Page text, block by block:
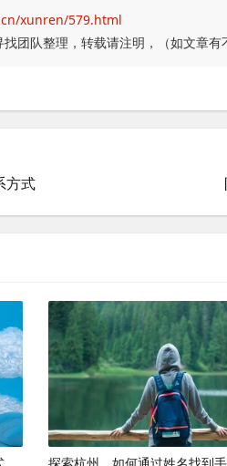
xunren/579.html
团队整理，转载请注明，（如文章有
方式